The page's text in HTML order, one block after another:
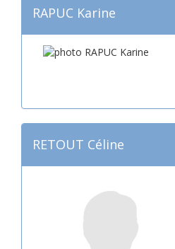
RAPUC Karine
RETOUT Céline